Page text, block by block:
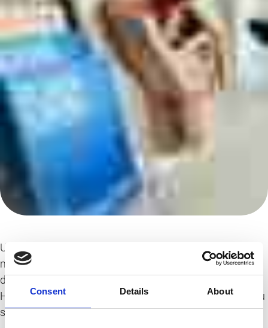
Consent Details About
Urothelkarzinome sind bösartige Geschwülste, die sich
meistens aus der Schleimhaut der Blase entwickeln. Da
diese Schleimhaut auch im Nierenbecken und in den
Harnleitern vorkommt, kann es auch an diesen Stellen zu
solchen Tumoren kommen.